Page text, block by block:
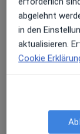
Plastische
Plastische
Plastische
Plastische
Plastische
abgelehnt
in den
aktualisieren.
Cookie